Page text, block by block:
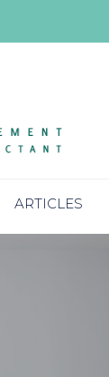
ARTICLES